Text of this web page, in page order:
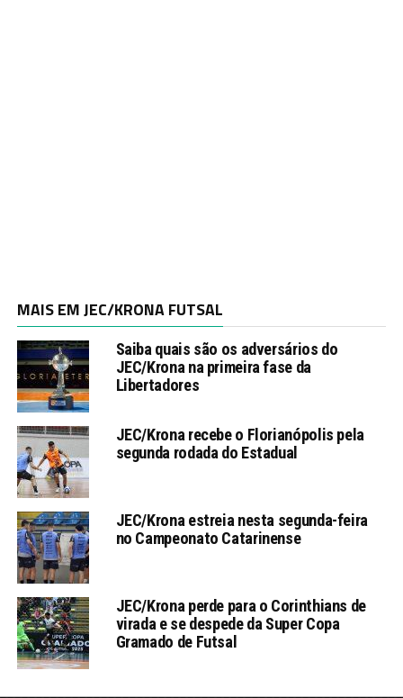
MAIS EM JEC/KRONA FUTSAL
Saiba quais são os adversários do
JEC/Krona na primeira fase da
Libertadores
JEC/Krona recebe o Florianópolis pela
segunda rodada do Estadual
JEC/Krona estreia nesta segunda-feira
no Campeonato Catarinense
JEC/Krona perde para o Corinthians de
virada e se despede da Super Copa
Gramado de Futsal